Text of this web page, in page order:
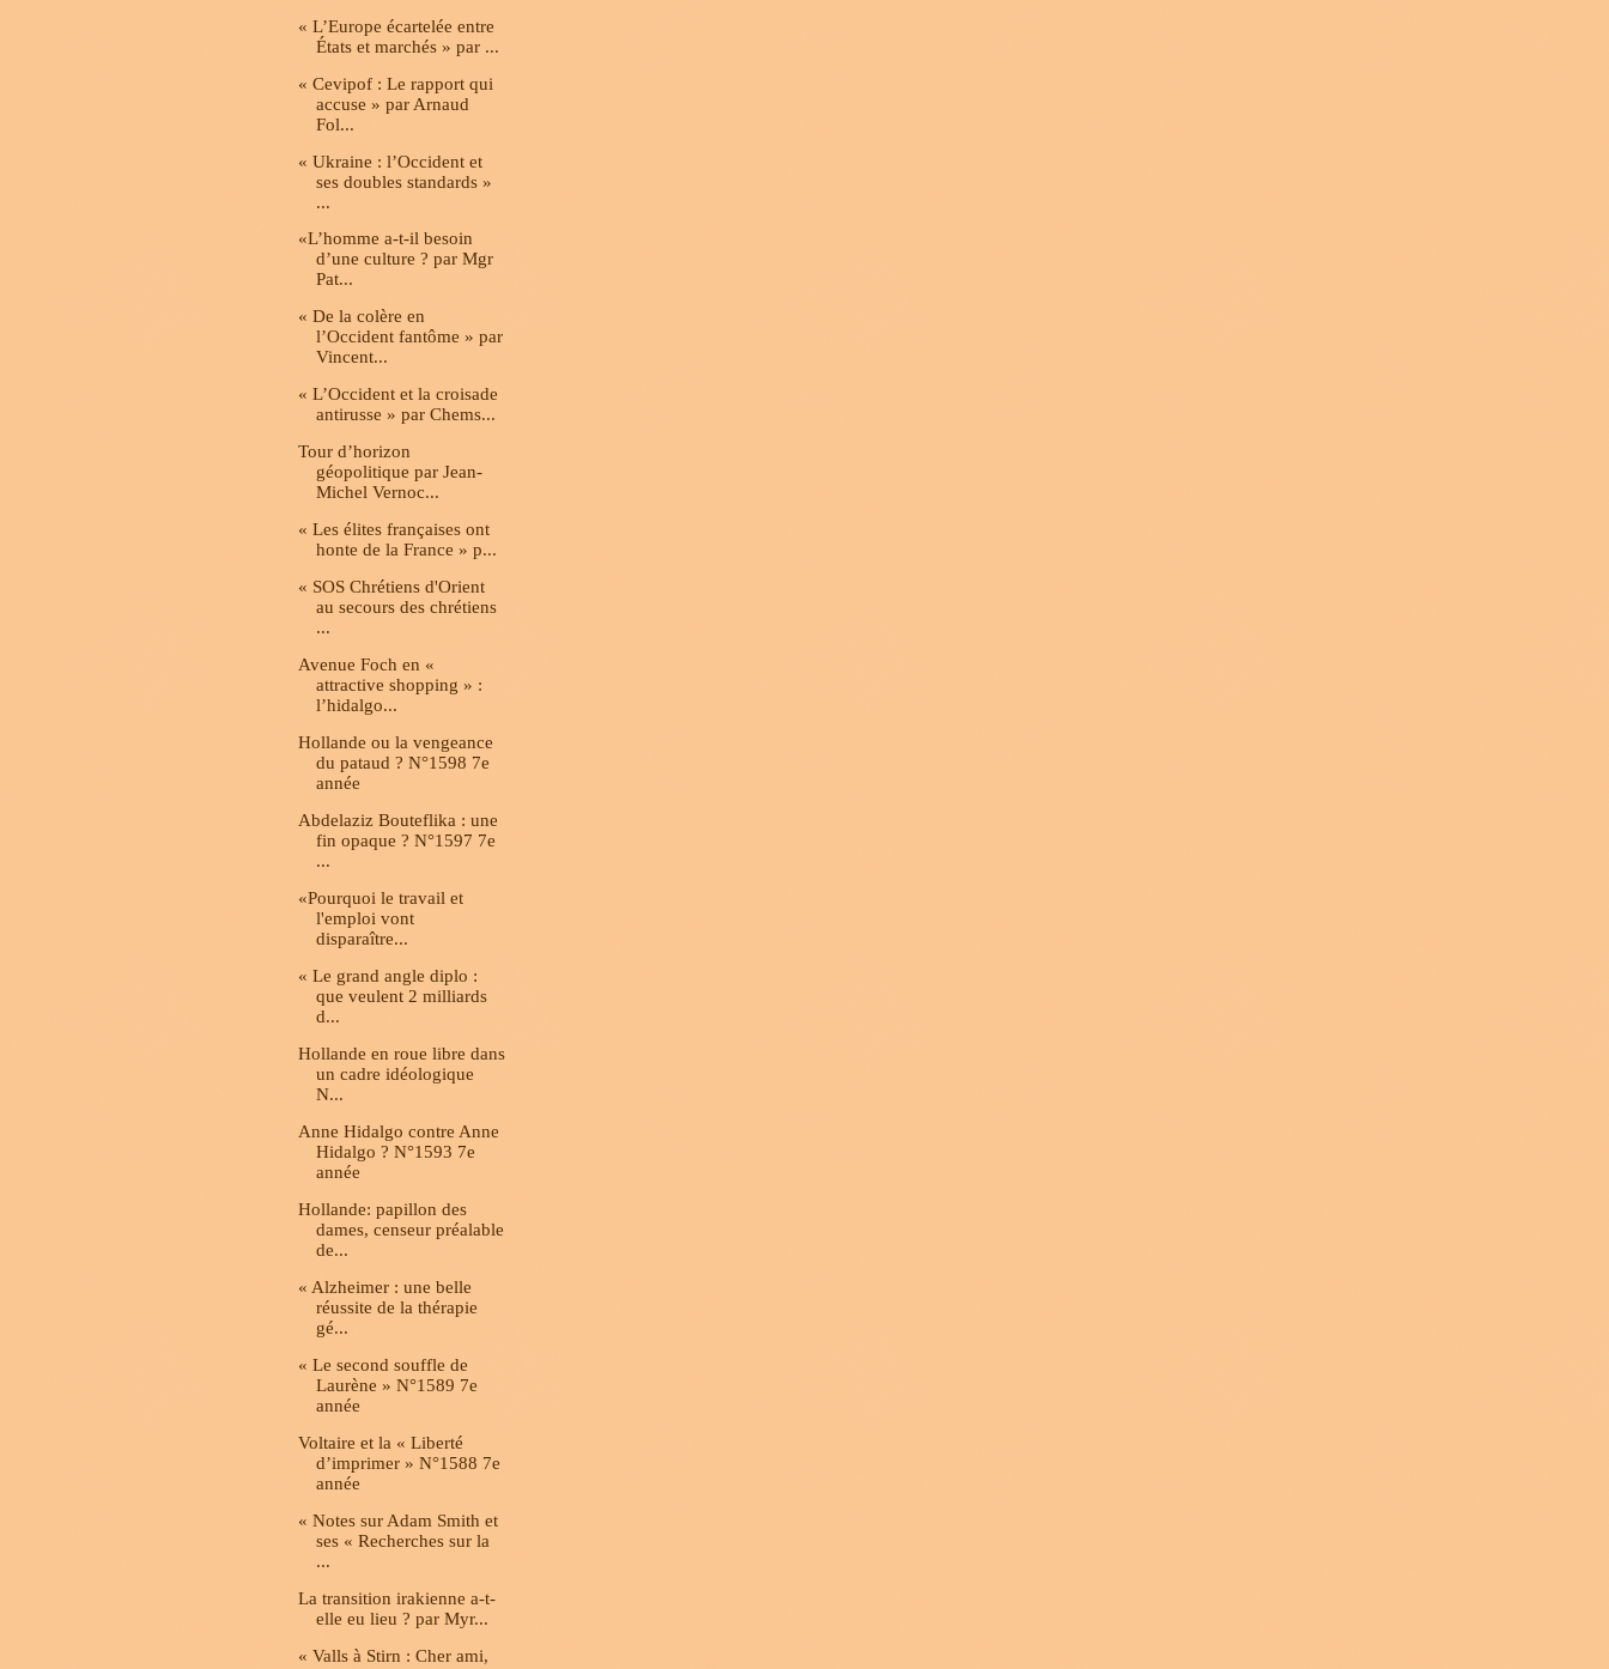
« L’Europe écartelée entre
États et marchés » par ...
« Cevipof : Le rapport qui
accuse » par Arnaud
Fol...
« Ukraine : l’Occident et
ses doubles standards »
...
«L’homme a-t-il besoin
d’une culture ? par Mgr
Pat...
« De la colère en
l’Occident fantôme » par
Vincent...
« L’Occident et la croisade
antirusse » par Chems...
Tour d’horizon
géopolitique par Jean-
Michel Vernoc...
« Les élites françaises ont
honte de la France » p...
« SOS Chrétiens d'Orient
au secours des chrétiens
...
Avenue Foch en «
attractive shopping » :
l’hidalgo...
Hollande ou la vengeance
du pataud ? N°1598 7e
année
Abdelaziz Bouteflika : une
fin opaque ? N°1597 7e
...
«Pourquoi le travail et
l'emploi vont
disparaître...
« Le grand angle diplo :
que veulent 2 milliards
d...
Hollande en roue libre dans
un cadre idéologique
N...
Anne Hidalgo contre Anne
Hidalgo ? N°1593 7e
année
Hollande: papillon des
dames, censeur préalable
de...
« Alzheimer : une belle
réussite de la thérapie
gé...
« Le second souffle de
Laurène » N°1589 7e
année
Voltaire et la « Liberté
d’imprimer » N°1588 7e
année
« Notes sur Adam Smith et
ses « Recherches sur la
...
La transition irakienne a-t-
elle eu lieu ? par Myr...
« Valls à Stirn : Cher ami,